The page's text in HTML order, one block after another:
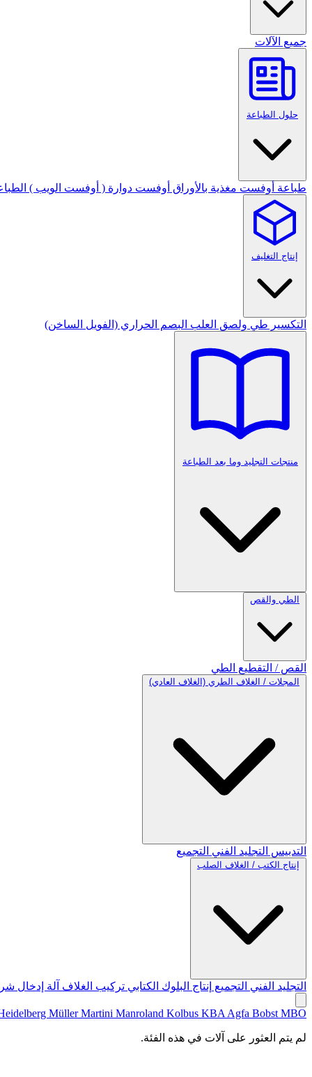
جميع الآلات
حلول الطباعة
طباعة أوفست مغذية بالأوراق أوفست دوارة ( أوفست الويب )
إنتاج التغليف
التكسير طي ولصق العلب البصم الحراري (الفويل الساخن)
منتجات التجليد وما بعد الطباعة
الطي والقص
القص / التقطيع الطي
المجلات / الغلاف الطري (الغلاف العادي)
التدبيس التجليد الفني التجميع
إنتاج الكتب / الغلاف الصلب
التجليد الفني التجميع إنتاج البلوك الكتابي تركيب الغلاف آلة إدخال
Müller Martini Manroland Kolbus KBA Agfa Bobst MBO
لم يتم العثور على آلات في هذه الفئة.